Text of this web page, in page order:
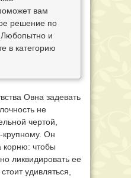
вам
решение по
и
в категорию
Овна задевать
не
чертой,
крупному. Он
корню: чтобы
ликвидировать ее
удивляться,